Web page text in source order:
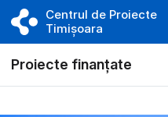
Centrul de Proiecte
Timișoara
Proiecte finanțate